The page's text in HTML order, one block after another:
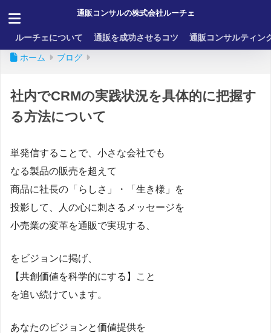
通販コンサルの株式会社ルーチェ
ルーチェについて 通販を成功させるコツ 通販コンサルティン
ホーム ブログ
社内でCRMの実践状況を具体的に把握す
る方法について
単発信することで、小さな会社でも
なる製品の販売を超えて
商品に社長の「らしさ」・「生き様」を
投影して、人の心に刺さるメッセージを
小売業の変革を通販で実現する、
をビジョンに掲げ、
【共創価値を科学的にする】こと
を追い続けています。
あなたのビジョンと価値提供を